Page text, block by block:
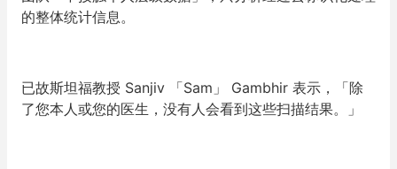
的整体统计信息。
已故斯坦福教授 Sanjiv 「Sam 」 Gambhir 表示， 「除
了您本人或您的医生，没有人会看到这些扫描结果。
」